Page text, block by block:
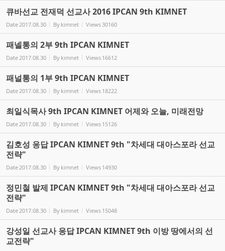
큐바선교 전재덕 선교사 2016 IPCAN 9th KIMNET
Date2017.08.30 By kimnet Views30160
패넬통의 2부 9th IPCAN KIMNET
Date2017.08.30 By kimnet Views 16612
패널통의 1부 9th IPCAN KIMNET
Date2017.08.30 By kimnet Views 18222
최일식목사 9th IPCAN KIMNET 어제와 오늘, 미래전망
Date2017.08.30 By kimnet Views 15126
김호성 응답 IPCAN KIMNET 9th "차세대 대아스포라 선교
전략"
Date2017.08.30 By kimnet Views 14930
정민철 발제 IPCAN KIMNET 9th "차세대 대아스포라 선교
전략"
Date2017.08.30 By kimnet Views 15048
강성일 선교사 응답 IPCAN KIMNET 9th 이방 땅에서의 선
교전략"